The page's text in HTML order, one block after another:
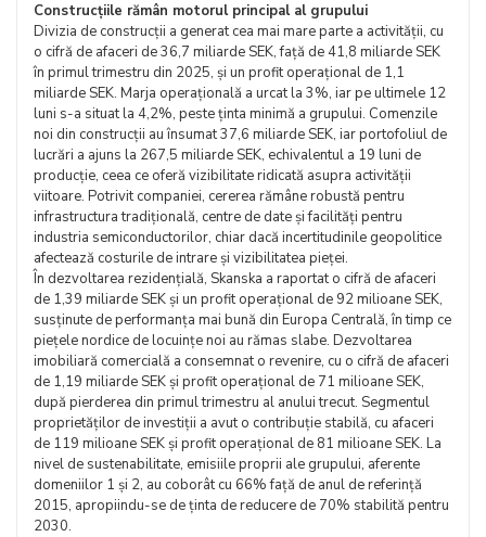
Construcțiile rămân motorul principal al grupului
Divizia de construcții a generat cea mai mare parte a activității, cu
o cifră de afaceri de 36,7 miliarde SEK, față de 41,8 miliarde SEK
în primul trimestru din 2025, și un profit operațional de 1,1
miliarde SEK. Marja operațională a urcat la 3%, iar pe ultimele 12
luni s-a situat la 4,2%, peste ținta minimă a grupului. Comenzile
noi din construcții au însumat 37,6 miliarde SEK, iar portofoliul de
lucrări a ajuns la 267,5 miliarde SEK, echivalentul a 19 luni de
producție, ceea ce oferă vizibilitate ridicată asupra activității
viitoare. Potrivit companiei, cererea rămâne robustă pentru
infrastructura tradițională, centre de date și facilități pentru
industria semiconductorilor, chiar dacă incertitudinile geopolitice
afectează costurile de intrare și vizibilitatea pieței.
În dezvoltarea rezidențială, Skanska a raportat o cifră de afaceri
de 1,39 miliarde SEK și un profit operațional de 92 milioane SEK,
susținute de performanța mai bună din Europa Centrală, în timp ce
piețele nordice de locuințe noi au rămas slabe. Dezvoltarea
imobiliară comercială a consemnat o revenire, cu o cifră de afaceri
de 1,19 miliarde SEK și profit operațional de 71 milioane SEK,
după pierderea din primul trimestru al anului trecut. Segmentul
proprietăților de investiții a avut o contribuție stabilă, cu afaceri
de 119 milioane SEK și profit operațional de 81 milioane SEK. La
nivel de sustenabilitate, emisiile proprii ale grupului, aferente
domeniilor 1 și 2, au coborât cu 66% față de anul de referință
2015, apropiindu-se de ținta de reducere de 70% stabilită pentru
2030.